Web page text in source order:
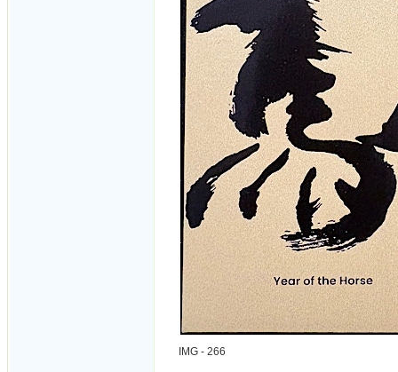
IMG - 266